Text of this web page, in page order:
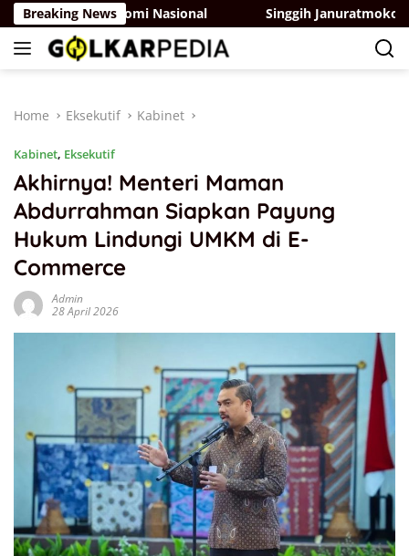
Skip
to
content
Breaking News
Ekonomi Nasional Singgih Januratmoko
Home Eksekutif Kabinet
Kabinet, Eksekutif
Akhirnya! Menteri Maman
Abdurrahman Siapkan Payung
Hukum Lindungi UMKM di E-
Commerce
Admin
28 April 2026